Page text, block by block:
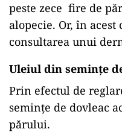
peste zece fire de
alopecie. Or, în acest
consultarea unui
Uleiul din semințe
Prin efectul de
semințe de dovleac
părului.